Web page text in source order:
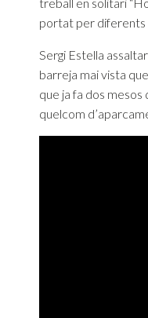
portat per diferents
Sergi Estella
barreja mai vista
que ja fa dos
quelcom